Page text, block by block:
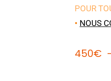
POUR
• NOUS
450€